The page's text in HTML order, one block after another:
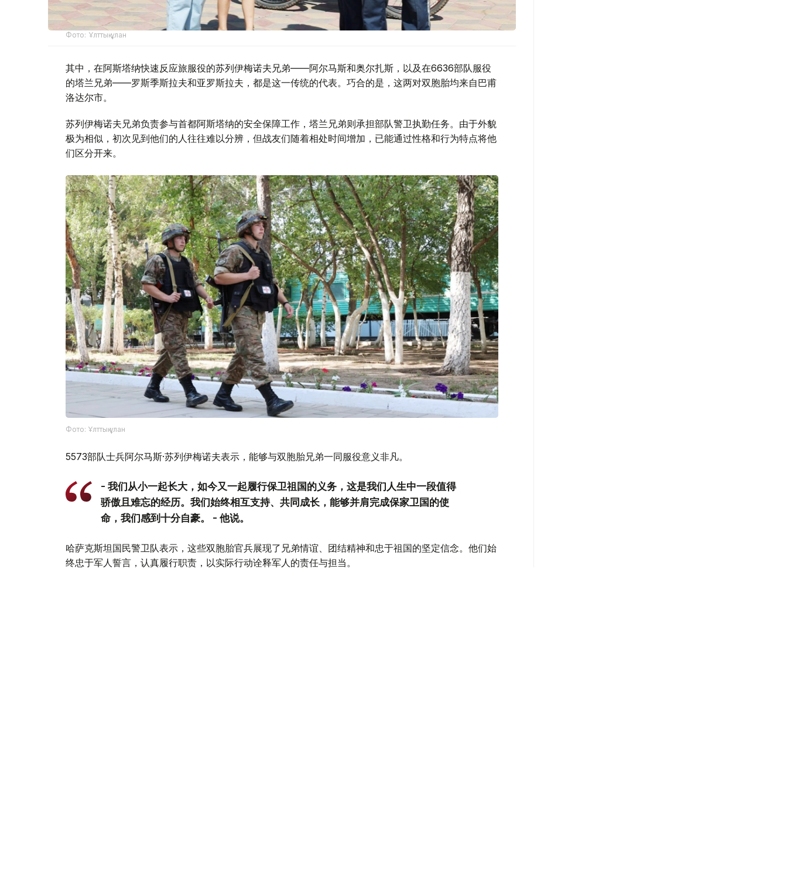
Фото: Ұлттық ұлан
其中，在阿斯塔纳快速反应旅服役的苏列伊梅诺夫兄弟——阿尔马斯和奥尔扎斯，以及在6636部队服役
的塔兰兄弟——罗斯季斯拉夫和亚罗斯拉夫，都是这一传统的代表。巧合的是，这两对双胞胎均来自巴甫
洛达尔市。
苏列伊梅诺夫兄弟负责参与首都阿斯塔纳的安全保障工作，塔兰兄弟则承担部队警卫执勤任务。由于外貌
极为相似，初次见到他们的人往往难以分辨，但战友们随着相处时间增加，已能通过性格和行为特点将他
们区分开来。
Фото: Ұлттық ұлан
5573部队士兵阿尔马斯·苏列伊梅诺夫表示，能够与双胞胎兄弟一同服役意义非凡。
- 我们从小一起长大，如今又一起履行保卫祖国的义务，这是我们人生中一段值得
骄傲且难忘的经历。我们始终相互支持、共同成长，能够并肩完成保家卫国的使
命，我们感到十分自豪。 - 他说。
哈萨克斯坦国民警卫队表示，这些双胞胎官兵展现了兄弟情谊、团结精神和忠于祖国的坚定信念。他们始
终忠于军人誓言，认真履行职责，以实际行动诠释军人的责任与担当。